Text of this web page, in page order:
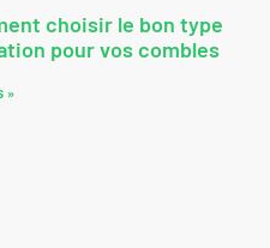
choisir le bon type
pour vos combles
»